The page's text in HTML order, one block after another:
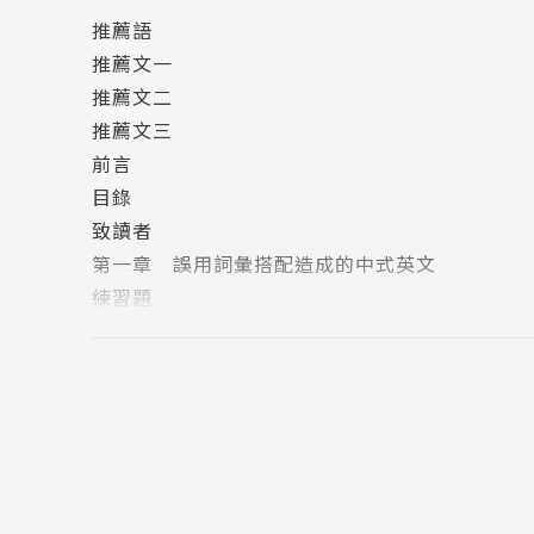
1.在得來速餐廳，可在車上取餐，不必下車。
People do not need to get off their
2.上下班尖峰時刻，駕駛人要多花時間等紅燈。
During rush hour, drivers have to wait for
3.我們可以在網上搜尋很多資訊。
We can search a lot of information from the
4.他為了自衛而殺死強盜。
He killed the robber for self-defense.
There are many advantages for you to take
推薦語
推薦文一
推薦文二
推薦文三
前言
目錄
致讀者
第一章 誤用詞彙搭配造成的中式英文
練習題